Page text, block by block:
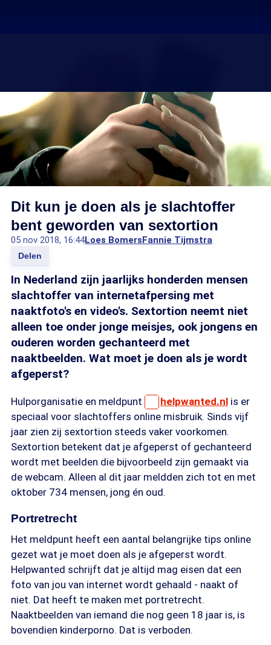
Dit kun je doen als je slachtoffer
bent geworden van sextortion
05 nov 2018, 16:44Loes BomersFannie Tijmstra
Delen
In Nederland zijn jaarlijks honderden mensen
slachtoffer van internetafpersing met
naaktfoto's en video's. Sextortion neemt niet
alleen toe onder jonge meisjes, ook jongens en
ouderen worden gechanteerd met
naaktbeelden. Wat moet je doen als je wordt
afgeperst?
Hulporganisatie en meldpunt helpwanted.nl is er
speciaal voor slachtoffers online misbruik. Sinds vijf
jaar zien zij sextortion steeds vaker voorkomen.
Sextortion betekent dat je afgeperst of gechanteerd
wordt met beelden die bijvoorbeeld zijn gemaakt via
de webcam. Alleen al dit jaar meldden zich tot en met
oktober 734 mensen, jong én oud.
Portretrecht
Het meldpunt heeft een aantal belangrijke tips online
gezet wat je moet doen als je afgeperst wordt.
Helpwanted schrijft dat je altijd mag eisen dat een
foto van jou van internet wordt gehaald - naakt of
niet. Dat heeft te maken met portretrecht.
Naaktbeelden van iemand die nog geen 18 jaar is, is
bovendien kinderporno. Dat is verboden.